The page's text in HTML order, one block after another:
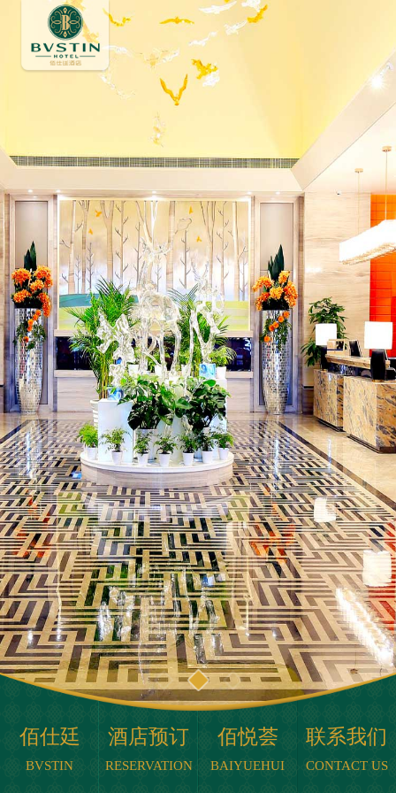
佰仕廷
BVSTIN
酒店预订
RESERVATION
佰悦荟
BAIYUEHUI
联系我们
CONTACT US